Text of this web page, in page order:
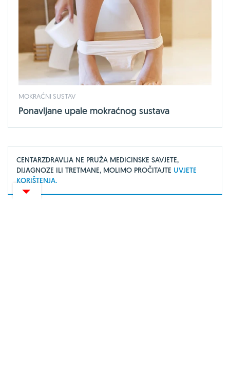
MOKRAĆNI SUSTAV
Ponavljane upale mokraćnog sustava
CENTARZDRAVLJA NE PRUŽA MEDICINSKE SAVJETE,
DIJAGNOZE ILI TRETMANE, MOLIMO PROČITAJTE UVJETE
KORIŠTENJA.